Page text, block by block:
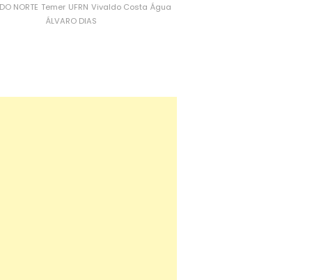
NORTE Temer UFRN Vivaldo Costa Água
ÁLVARO DIAS